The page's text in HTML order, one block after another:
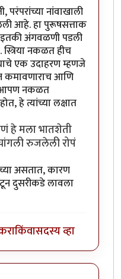
नांवाखाली
आहे. हा पुरूषसत्ताक
अंगवळणी पडली
नकळत हीच
एक उदाहरण म्हणजे
कमावणाराच आणि
आपण नकळत
हे त्यांच्या लक्षात
हे मला भातशेती
रुजलेली रोपं
असतात, कारण
दुसरीकडे लावला
किंवासदस्य व्हा